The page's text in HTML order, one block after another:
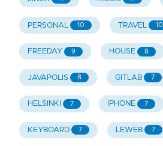
PERSONAL 10 TRAVEL 10
FREEDAY 9 HOUSE 8
JAVAPOLIS 8 GITLAB 7
HELSINKI 7 IPHONE 7
KEYBOARD 7 LEWEB 7